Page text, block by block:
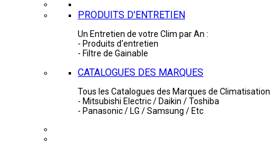
PRODUITS D'ENTRETIEN
Un Entretien de votre Clim par An :
- Produits d'entretien
- Filtre de Gainable
CATALOGUES DES MARQUES
Tous les Catalogues des Marques de Climatisation
- Mitsubishi Electric / Daikin / Toshiba
- Panasonic / LG / Samsung / Etc